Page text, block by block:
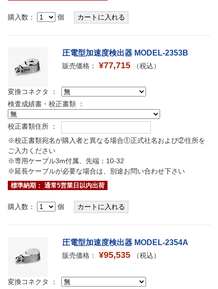
購入数： 個
圧電型加速度検出器 MODEL-2353B
販売価格： ¥77,715 （税込）
変換コネクタ ：
検査成績書・校正書類 ：
校正書類住所 ：
※校正書類宛名が購入者と異なる場合①正式社名および②住所を
ご入力ください
※専用ケーブル3m付属、先端：10-32
※延長ケーブルが必要な場合は、別途お問い合わせ下さい
標準納期： 通常5営業日以内出荷
購入数： 個
圧電型加速度検出器 MODEL-2354A
販売価格： ¥95,535 （税込）
変換コネクタ ：